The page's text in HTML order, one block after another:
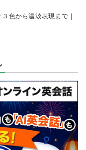
色から濃淡表現まで｜